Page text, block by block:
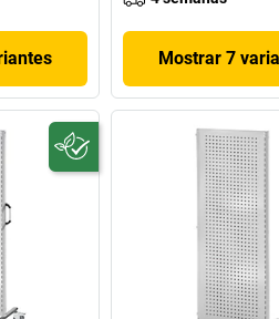
Mostrar 7